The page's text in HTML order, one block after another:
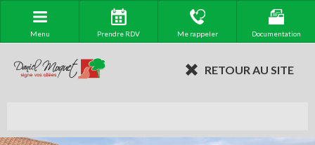
Menu Prendre RDV Me rappeler Documentation
RETOUR AU SITE